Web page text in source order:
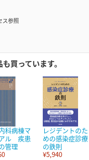
ス参照
買っています。
科病棟マ
ル 疾患
管理
レジデントのた
めの感染症診療
の鉄則
¥5,940